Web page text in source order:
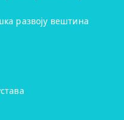
развоју вештина